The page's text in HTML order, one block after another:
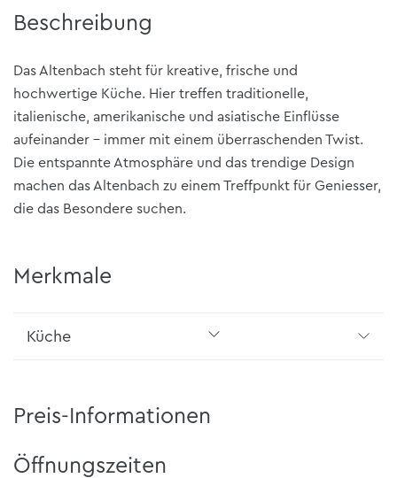
Beschreibung
Das Altenbach steht für kreative, frische und
hochwertige Küche. Hier treffen traditionelle,
italienische, amerikanische und asiatische Einflüsse
aufeinander – immer mit einem überraschenden Twist.
Die entspannte Atmosphäre und das trendige Design
machen das Altenbach zu einem Treffpunkt für Geniesser,
die das Besondere suchen.
Merkmale
Küche
Preis-Informationen
Öffnungszeiten